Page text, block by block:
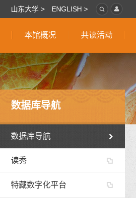
山东大学 > ENGLISH >
本馆概况 共读活动
数据库导航
数据库导航
读秀
特藏数字化平台